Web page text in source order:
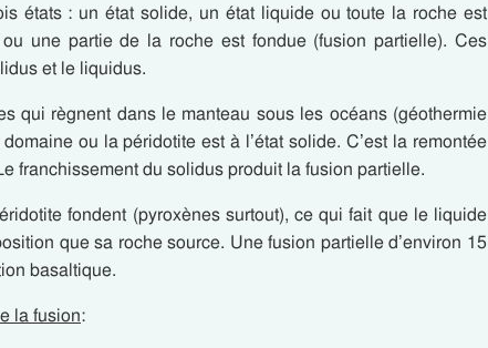
états : un état solide, un état liquide ou toute la roche est
une partie de la roche est fondue (fusion partielle). Ces
et le liquidus.
qui règnent dans le manteau sous les océans (géothermie
ou la péridotite est à l’état solide. C’est la remontée
franchissement du solidus produit la fusion partielle.
fondent (pyroxènes surtout), ce qui fait que le liquide
que sa roche source. Une fusion partielle d’environ 15
basaltique.
la fusion: